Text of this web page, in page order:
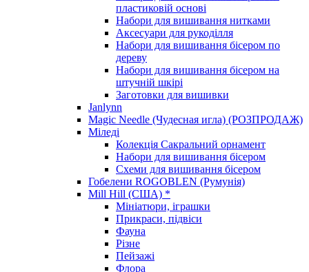
пластиковій основі
Набори для вишивання нитками
Аксесуари для рукоділля
Набори для вишивання бісером по
дереву
Набори для вишивання бісером на
штучній шкірі
Заготовки для вишивки
Janlynn
Magic Needle (Чудесная игла) (РОЗПРОДАЖ)
Міледі
Колекція Сакральний орнамент
Набори для вишивання бісером
Схеми для вишивання бісером
Гобелени ROGOBLEN (Румунія)
Mill Hill (США) *
Мініатюри, іграшки
Прикраси, підвіси
Фауна
Різне
Пейзажі
Флора